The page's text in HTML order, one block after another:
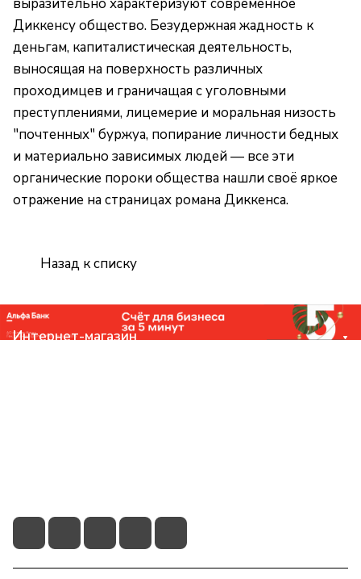
Диккенсу общество. Безудержная жадность к
деньгам, капиталистическая деятельность,
выносящая на поверхность различных
проходимцев и граничащая с уголовными
преступлениями, лицемерие и моральная низость
"почтенных" буржуа, попирание личности бедных
и материально зависимых людей — все эти
органические пороки общества нашли своё яркое
отражение на страницах романа Диккенса.
Назад к списку
Интернет-магазин